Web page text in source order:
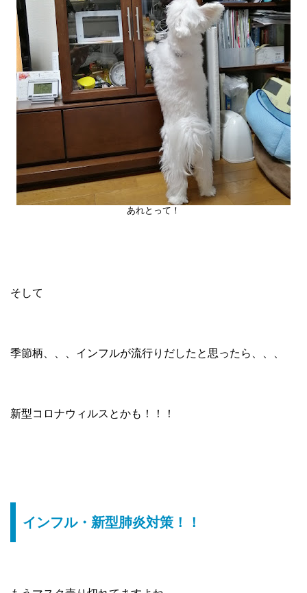
あれとって！
そして
季節柄、、、インフルが流行りだしたと思ったら、、、
新型コロナウィルスとかも！！！
インフル・新型肺炎対策！！